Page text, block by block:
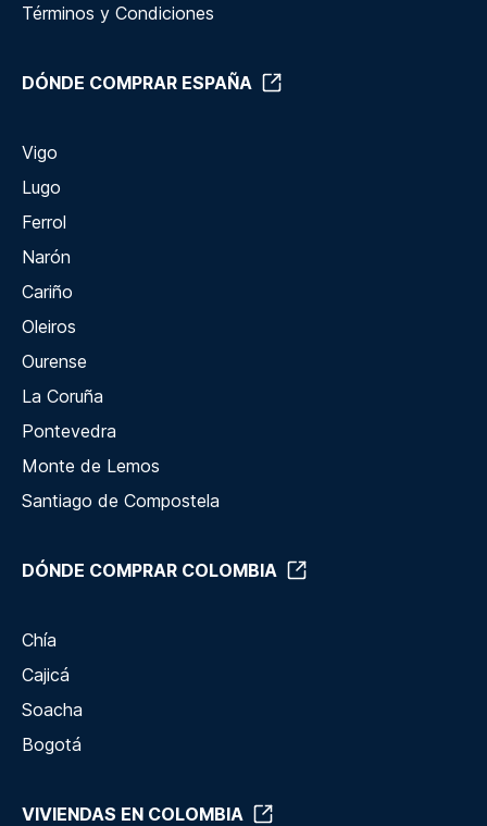
Términos y Condiciones
DÓNDE COMPRAR ESPAÑA
Vigo
Lugo
Ferrol
Narón
Cariño
Oleiros
Ourense
La Coruña
Pontevedra
Monte de Lemos
Santiago de Compostela
DÓNDE COMPRAR COLOMBIA
Chía
Cajicá
Soacha
Bogotá
VIVIENDAS EN COLOMBIA